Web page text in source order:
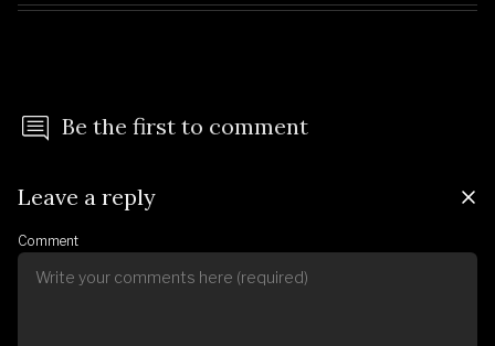
Be the first to comment
Leave a reply
Comment